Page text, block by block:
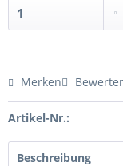
Merken
Artikel-Nr.:
Beschreibung